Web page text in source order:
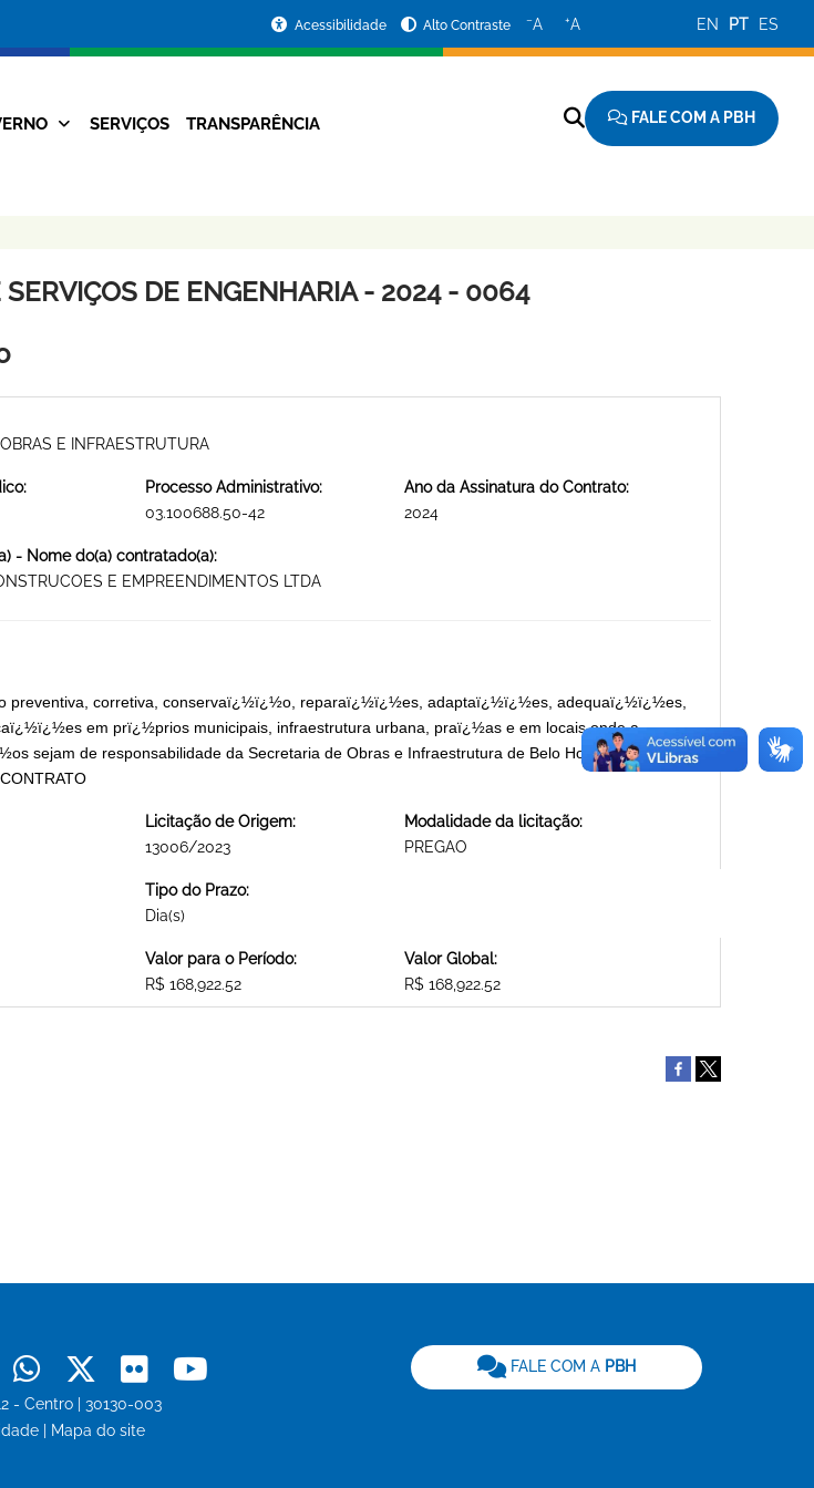
Acessibilidade Alto Contraste −A +A EN PT ES
Navegação
SERVIÇOS TRANSPARÊNCIA FALE COM A PBH
DE ENGENHARIA - 2024 - 0064
E INFRAESTRUTURA
Processo Administrativo:
03.100688.50-42
Ano da Assinatura do Contrato:
2024
- Nome do(a) contratado(a):
E EMPREENDIMENTOS LTDA
preventiva, corretiva, conservaï¿½ï¿½o, reparaï¿½ï¿½es, adaptaï¿½ï¿½es, adequaï¿½ï¿½es,
em prï¿½prios municipais, infraestrutura urbana, praï¿½as e em locais onde a
sejam de responsabilidade da Secretaria de Obras e Infraestrutura de Belo Horizonte - SMOBI
Licitação de Origem:
13006/2023
Modalidade da licitação:
PREGAO
Tipo do Prazo:
Dia(s)
Valor para o Período:
R$ 168,922.52
Valor Global:
R$ 168,922.52
TiktokWhatsapp
X Flickr
- Centro | 30130-003
Mapa do site
FALE COM A PBH